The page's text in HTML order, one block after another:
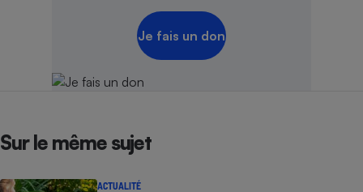
Je fais un don
Sur le même sujet
ACTUALITÉ